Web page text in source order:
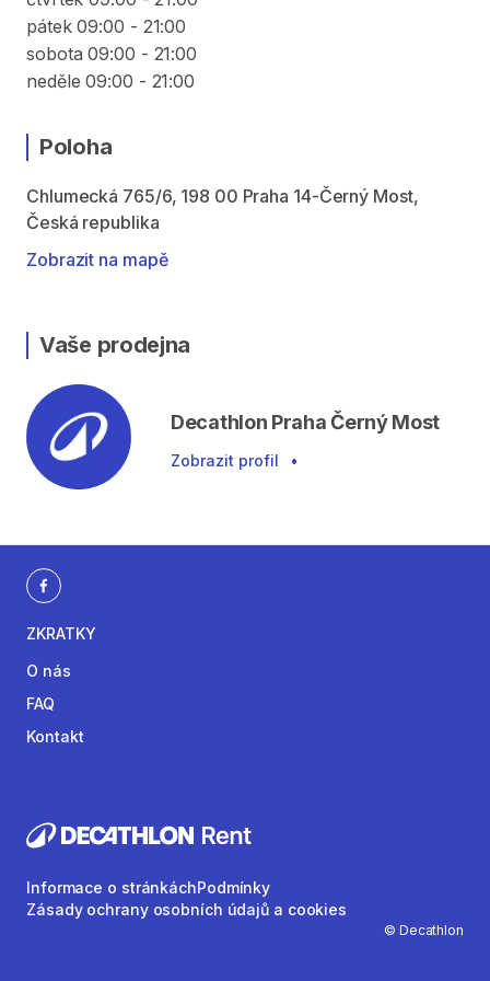
pátek 09:00 - 21:00
sobota 09:00 - 21:00
neděle 09:00 - 21:00
Poloha
Chlumecká 765/6, 198 00 Praha 14-Černý Most,
Česká republika
Zobrazit na mapě
Vaše prodejna
Decathlon Praha Černý Most
Zobrazit profil •
ZKRATKY
O nás
FAQ
Kontakt
© Decathlon
Informace o stránkáchPodmínky
Zásady ochrany osobních údajů a cookies